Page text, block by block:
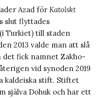
Azad för Katolskt
slut flyttades
Turkiet) till staden
2013 valde man att slå
det fick namnet Zakho-
vid synoden 2019
kaldeiska stift. Stiftet
själva Dohuk och har ett